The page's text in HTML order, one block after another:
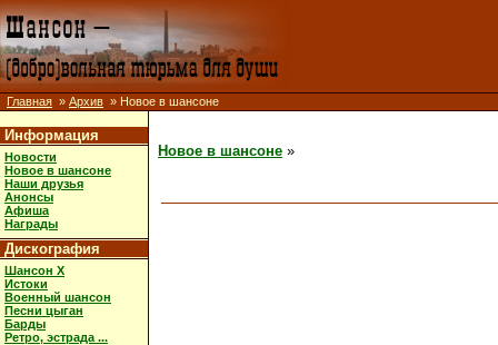
Главная » Архив » Новое в шансоне
Информация
Новости
Новое в шансоне
Наши друзья
Анонсы
Афиша
Награды
Дискография
Шансон X
Истоки
Военный шансон
Песни цыган
Барды
Ретро, эстрада ...
Новое в шансоне »